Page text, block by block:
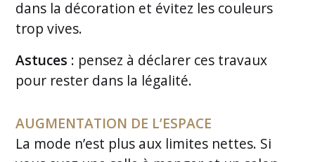
dans la décoration et évitez les couleurs
trop vives.
Astuces : pensez à déclarer ces travaux
pour rester dans la légalité.
AUGMENTATION DE L’ESPACE
La mode n’est plus aux limites nettes. Si